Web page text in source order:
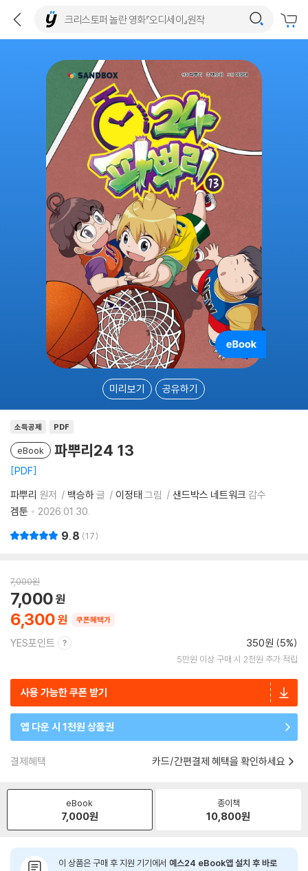
미리보기 공유하기
소득공제 PDF
eBook 파뿌리24 13
PDF
파뿌리 원저 백승하글 이정태 그림 샌드박스 네트워크 감수
겜툰
2026.01.30.
9.8 17
7,000원
6,300
7,000
쿠폰혜택가
YES포인트 350원 (5%)
5만원 이상 구매 시 2천원 추가 적립
사용 가능한 쿠폰 받기
앱 다운 시 1천원 상품권
결제혜택 카드/간편결제 혜택을 확인하세요
eBook
7,000원
종이책
10,800원
이 상품은 구매 후 지원 기기에서 예스24 eBook앱 설치 후 바로